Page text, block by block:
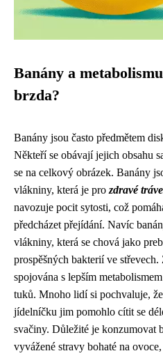
Banány a
brzda?
Banány jsou často předmětem
Někteří se obávají jejich obsahu
se na celkový obrázek. Banány
vlákniny, která je pro zdravé
navozuje pocit sytosti, což
předcházet přejídání. Navíc
vlákniny, která se chová jako
prospěšných bakterií ve
spojována s lepším
tuků. Mnoho lidí si pochvaluje,
jídelníčku jim pomohlo cítit se
svačiny. Důležité je konzumovat
vyvážené stravy bohaté na